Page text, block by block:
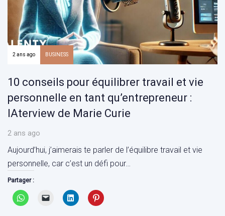
2 ans ago BUSINESS
10 conseils pour équilibrer travail et vie
personnelle en tant qu’entrepreneur :
IAterview de Marie Curie
2 ans ago
Aujourd’hui, j’aimerais te parler de l’équilibre travail et vie
personnelle, car c’est un défi pour…
Partager :